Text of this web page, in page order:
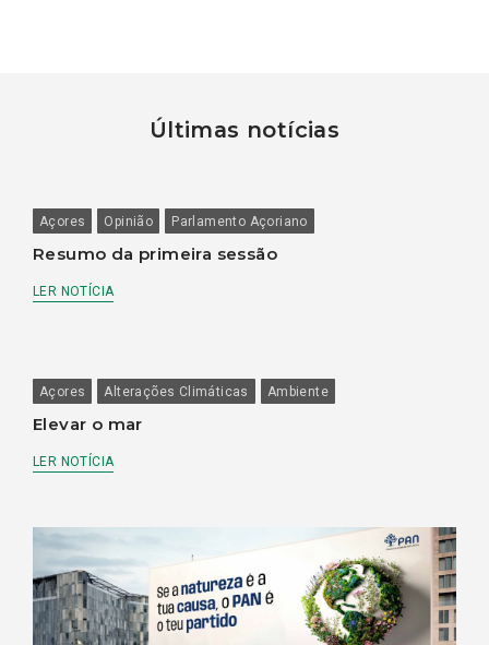
Últimas notícias
Açores Opinião Parlamento Açoriano
Resumo da primeira sessão
LER NOTÍCIA
Açores Alterações Climáticas Ambiente
Elevar o mar
LER NOTÍCIA